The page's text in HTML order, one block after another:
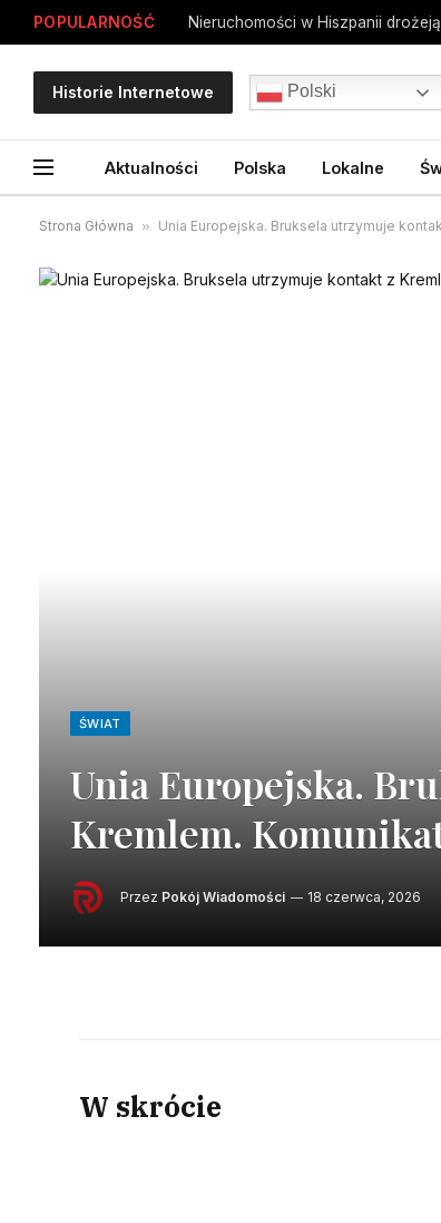
POPULARNOŚĆ
Historie Internetowe Polski
Aktualności Polska Lokalne
Strona Główna » Unia Europejska. Bruksela utrzymuje
ŚWIAT
Unia Europejska.
Kremlem.
Przez Pokój Wiadomości 18 czerwca, 2026
W skrócie